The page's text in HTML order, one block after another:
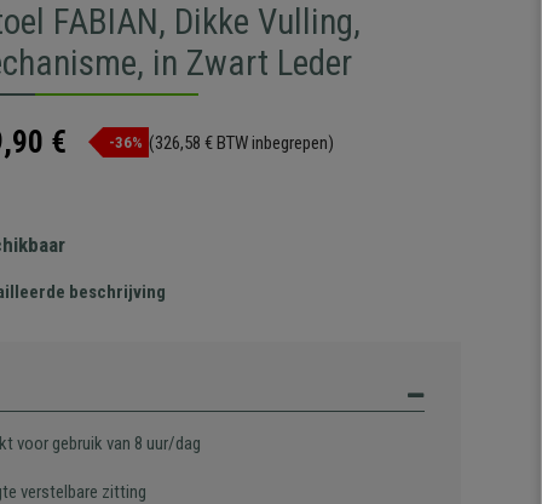
FABIAN, Dikke Vulling,
in Zwart Leder
€ -36% (326,58 € BTW inbegrepen)
beschrijving
voor gebruik van 8 uur/dag
verstelbare zitting